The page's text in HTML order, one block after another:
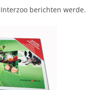
berichten werde.